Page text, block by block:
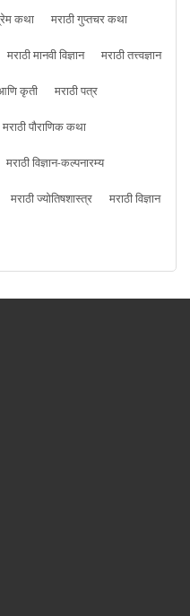
कथा
मराठी गुप्तचर कथा
मराठी मानवी विज्ञान
मराठी तत्त्वज्ञान
कृती
मराठी पत्र
मराठी पौराणिक कथा
मराठी विज्ञान-कल्पनारम्य
मराठी ज्योतिषशास्त्र
मराठी विज्ञान